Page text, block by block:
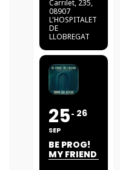
Carrilet, 235,
08907
L'HOSPITALET
DE
LLOBREGAT
25
SEP
26
BE PROG!
MY FRIEND